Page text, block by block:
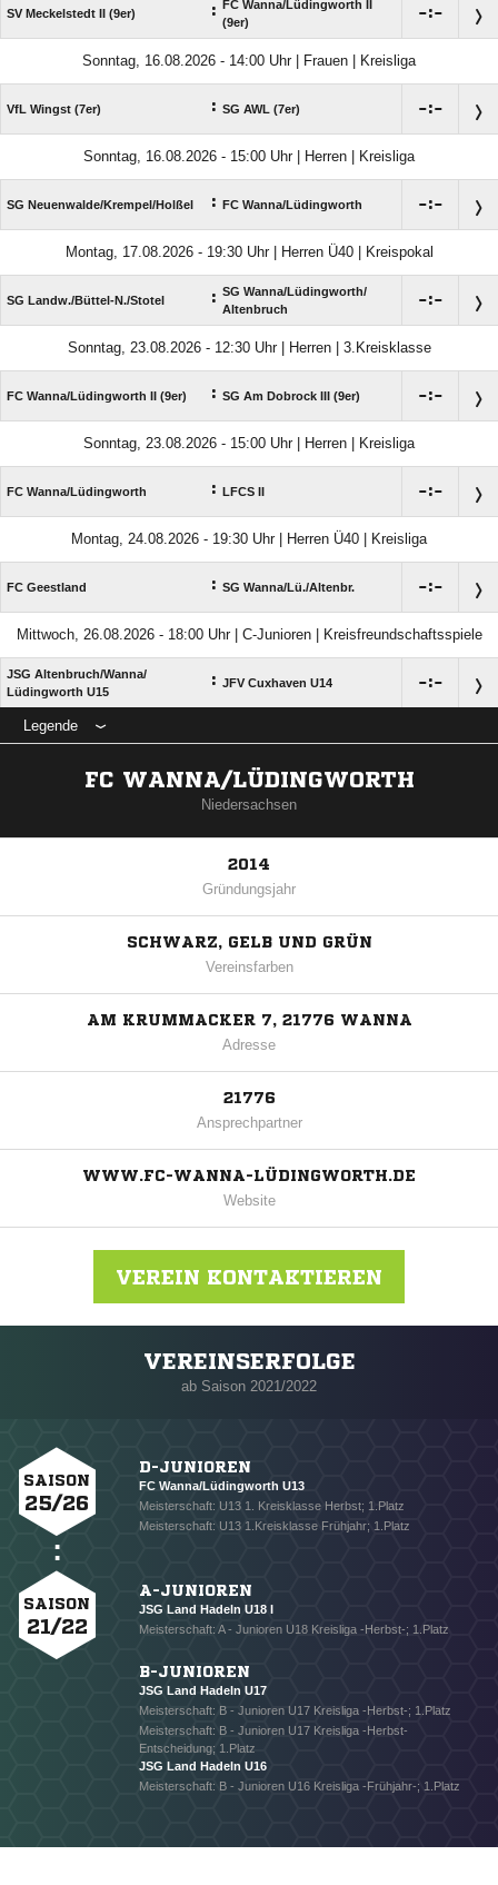
SV Meckelstedt II (9er) : FC Wanna/​Lüdingworth II
(9er)
:
Sonntag, 16.08.2026 - 14:00 Uhr | Frauen | Kreisliga
VfL Wingst (7er) : SG AWL (7er) :
Sonntag, 16.08.2026 - 15:00 Uhr | Herren | Kreisliga
SG Neuenwalde/​Krempel/​Holßel : FC Wanna/​Lüdingworth :
Montag, 17.08.2026 - 19:30 Uhr | Herren Ü40 | Kreispokal
SG Landw./​Büttel-N./​Stotel : SG Wanna/​Lüdingworth/​
Altenbruch
:
Sonntag, 23.08.2026 - 12:30 Uhr | Herren | 3.Kreisklasse
FC Wanna/​Lüdingworth II (9er) : SG Am Dobrock III (9er) :
Sonntag, 23.08.2026 - 15:00 Uhr | Herren | Kreisliga
FC Wanna/​Lüdingworth : LFCS II :
Montag, 24.08.2026 - 19:30 Uhr | Herren Ü40 | Kreisliga
FC Geestland : SG Wanna/​Lü./​Altenbr. :
Mittwoch, 26.08.2026 - 18:00 Uhr | C-Junioren | Kreisfreundschaftsspiele
JSG Altenbruch/​Wanna/​
Lüdingworth U15
: JFV Cuxhaven U14 :
Legende
FC WANNA/LÜDINGWORTH
Niedersachsen
2014
Gründungsjahr
SCHWARZ, GELB UND GRÜN
Vereinsfarben
AM KRUMMACKER 7, 21776 WANNA
Adresse
21776
Ansprechpartner
WWW.FC-WANNA-LÜDINGWORTH.DE
Website
VEREIN KONTAKTIEREN
Nachricht an FC Wanna/Lüdingworth
VEREINSERFOLGE
ab Saison 2021/2022
SAISON
25/26
D-JUNIOREN
FC Wanna/Lüdingworth U13
Meisterschaft: U13 1. Kreisklasse Herbst; 1.Platz
Meisterschaft: U13 1.Kreisklasse Frühjahr; 1.Platz
SAISON
21/22
A-JUNIOREN
JSG Land Hadeln U18 I
Meisterschaft: A - Junioren U18 Kreisliga -Herbst-; 1.Platz
B-JUNIOREN
JSG Land Hadeln U17
Meisterschaft: B - Junioren U17 Kreisliga -Herbst-; 1.Platz
Meisterschaft: B - Junioren U17 Kreisliga -Herbst-
Entscheidung; 1.Platz
JSG Land Hadeln U16
Meisterschaft: B - Junioren U16 Kreisliga -Frühjahr-; 1.Platz